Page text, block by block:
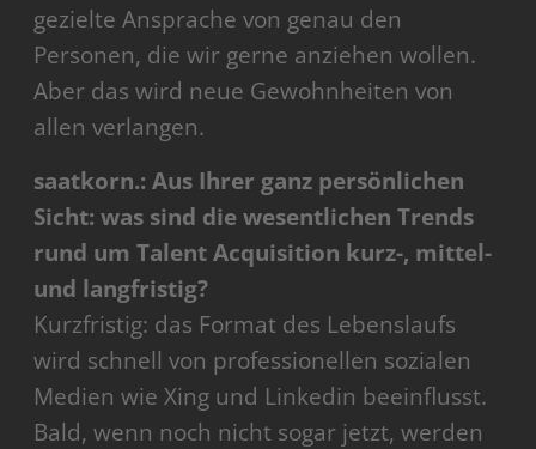
gezielte Ansprache von genau den
Personen, die wir gerne anziehen wollen.
Aber das wird neue Gewohnheiten von
allen verlangen.
saatkorn.: Aus Ihrer ganz persönlichen
Sicht: was sind die wesentlichen Trends
rund um Talent Acquisition kurz-, mittel-
und langfristig?
Kurzfristig: das Format des Lebenslaufs
wird schnell von professionellen sozialen
Medien wie Xing und Linkedin beeinflusst.
Bald, wenn noch nicht sogar jetzt, werden